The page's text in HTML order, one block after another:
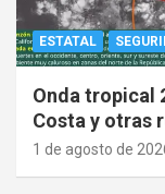
ESTATAL
Onda tropical
Costa y otras
1 de agosto de